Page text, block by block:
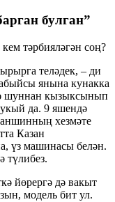
булган”
тәрбияләгән соң?
теләдек, – ди
янына кунакка
шуннан кызыксынып
да. 9 яшендә
хезмәте
Казан
үз машинасы белән.
түлибез.
йөрергә дә вакыт
модель бит ул.